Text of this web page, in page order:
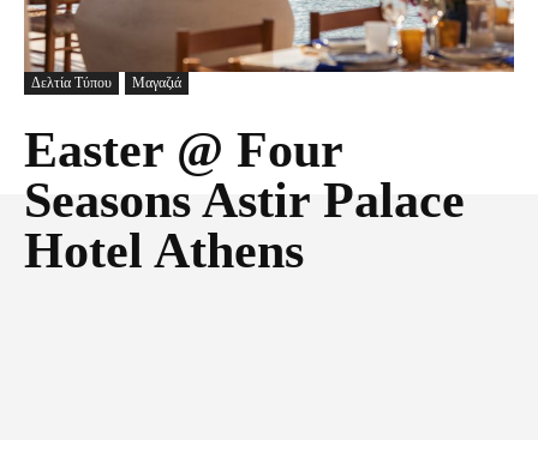
Δελτία Τύπου Μαγαζιά
Easter @ Four
Seasons Astir Palace
Hotel Athens